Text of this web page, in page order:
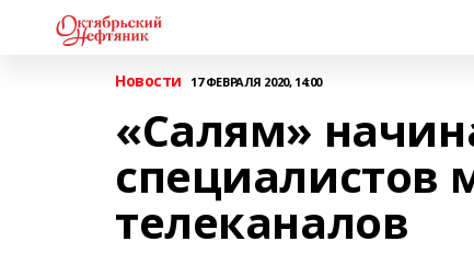
Новости 17 ФЕВРАЛЯ 2020, 14:00
«Салям»
специалистов
телеканалов